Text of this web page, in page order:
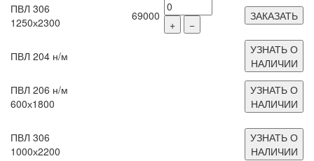
ПВЛ 306
1250х2300
69000
+ −
ЗАКАЗАТЬ
ПВЛ 204 н/м
УЗНАТЬ О
НАЛИЧИИ
ПВЛ 206 н/м
600х1800
УЗНАТЬ О
НАЛИЧИИ
ПВЛ 306
1000х2200
УЗНАТЬ О
НАЛИЧИИ